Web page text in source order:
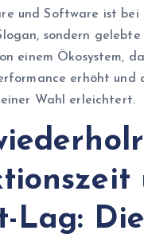
und Software ist bei
sondern gelebte
einem Ökosystem,
erhöht und
Wahl erleichtert.
Lag: Die